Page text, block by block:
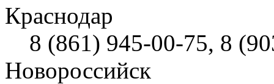
Краснодар
8 (861) 945-00-75, 8
Новороссийск